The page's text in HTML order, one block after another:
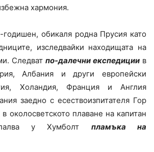
хармония.
обикаля родна Прусия като
изследвайки находищата на
Следват по-далечни експедиции в
Албания и други европейски
Холандия, Франция и Англия
заедно с есествоизпитателя Гор
околосветското плаване на капитан
у Хумболт пламъка на